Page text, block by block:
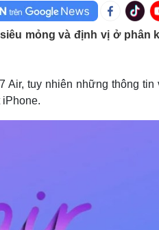
Ô tô - Xe máy
Tư vấn
mỏng và định vị ở phân
tuy nhiên những thông tin